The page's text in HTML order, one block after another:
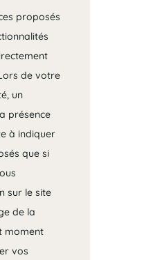
proposés
de votre
un
présence
à indiquer
que si
sur le site
de la
moment
vos